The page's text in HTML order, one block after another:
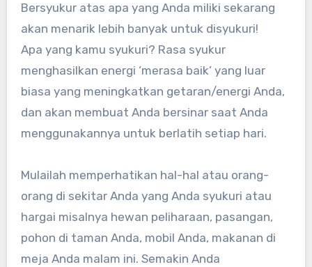
Bersyukur atas apa yang Anda miliki sekarang
akan menarik lebih banyak untuk disyukuri!
Apa yang kamu syukuri? Rasa syukur
menghasilkan energi ‘merasa baik’ yang luar
biasa yang meningkatkan getaran/energi Anda,
dan akan membuat Anda bersinar saat Anda
menggunakannya untuk berlatih setiap hari.
Mulailah memperhatikan hal-hal atau orang-
orang di sekitar Anda yang Anda syukuri atau
hargai misalnya hewan peliharaan, pasangan,
pohon di taman Anda, mobil Anda, makanan di
meja Anda malam ini. Semakin Anda